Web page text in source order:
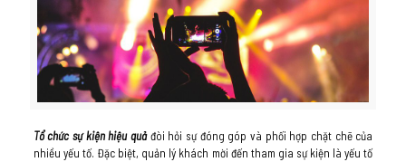
Tổ chức sự kiện hiệu quảđòi hỏi sự đóng góp và phối hợp chặt chẽ của
nhiều yếu tố. Đặc biệt, quản lý khách mời đến tham gia sự kiện là yếu tố